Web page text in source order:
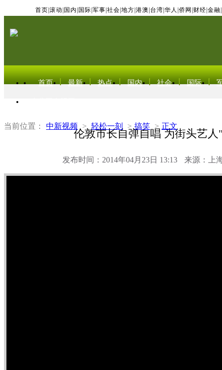
首页 滚动 国内 国际 军事 社会 地方 港澳 台湾 华人 侨网 财经 金融
首页 最新 热点 国内 社会 国际
当前位置： 中新视频 > 轻松一刻 > 搞笑 > 正文
伦敦市长自弹自唱 为街头艺人
发布时间：2014年04月23日 13:13 来源：上